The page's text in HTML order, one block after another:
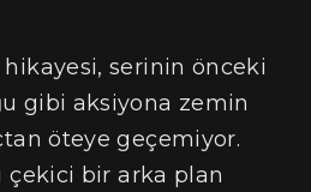
hikayesi, serinin önceki
gibi aksiyona zemin
öteye geçemiyor.
çekici bir arka plan